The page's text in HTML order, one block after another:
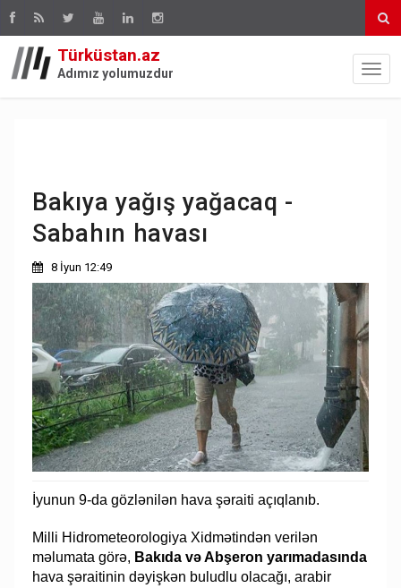
Türküstan.az
Adımız yolumuzdur
Bakıya yağış yağacaq -
Sabahın havası
8 İyun 12:49
İyunun 9-da gözlənilən hava şəraiti açıqlanıb.
Milli Hidrometeorologiya Xidmətindən verilən
məlumata görə, Bakıda və Abşeron yarımadasında
hava şəraitinin dəyişkən buludlu olacağı, arabir